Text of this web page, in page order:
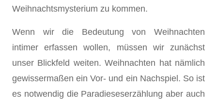
Weihnachtsmysterium zu kommen.
Wenn wir die Bedeutung von Weihnachten
intimer erfassen wollen, müssen wir zunächst
unser Blickfeld weiten. Weihnachten hat nämlich
gewissermaßen ein Vor- und ein Nachspiel. So ist
es notwendig die Paradieseserzählung aber auch